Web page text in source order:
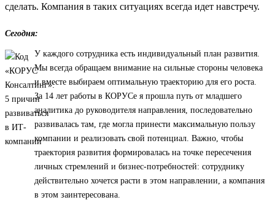
сделать. Компания в таких ситуациях всегда идет навстречу.
Сегодня:
У каждого сотрудника есть индивидуальный план развития.
Мы всегда обращаем внимание на сильные стороны человека
и вместе выбираем оптимальную траекторию для его роста.
За 14 лет работы в КОРУСе я прошла путь от младшего
аналитика до руководителя направления, последовательно
развивалась там, где могла принести максимальную пользу
компании и реализовать свой потенциал. Важно, чтобы
траектория развития формировалась на точке пересечения
личных стремлений и бизнес-потребностей: сотруднику
действительно хочется расти в этом направлении, а компания
в этом заинтересована.